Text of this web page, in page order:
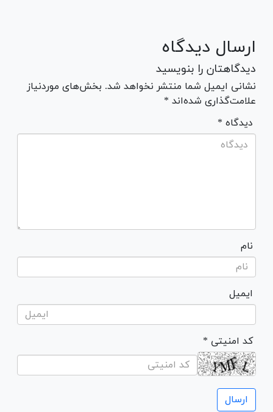
ارسال دیدگاه
دیدگاهتان را بنویسید
نشانی ایمیل شما منتشر نخواهد شد. بخش‌های موردنیاز
علامت‌گذاری شده‌اند *
* دیدگاه
نام
ایمیل
* کد امنیتی